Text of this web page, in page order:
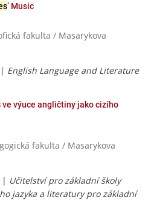
’ Music
fakulta / Masarykova
| English Language and Literature
ve výuce angličtiny jako cizího
fakulta / Masarykova
| Učitelství pro základní školy
jazyka a literatury pro základní